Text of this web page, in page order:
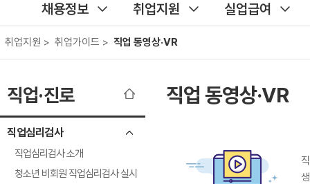
채용정보 취업지원 실업급여
취업지원 > 취업가이드 > 직업 동영상·VR
직업·진로
직업심리검사
직업심리검사 소개
청소년 비회원 직업심리검사 실시
직업 동영상·VR